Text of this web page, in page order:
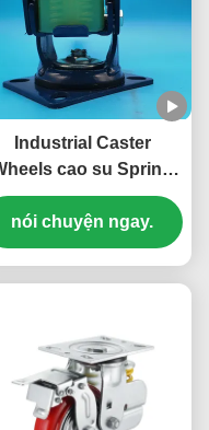
Industrial Caster
cao su Spring
Excellent Non
Casters Swivel
Indoor Outdoor
nói chuyện ngay.